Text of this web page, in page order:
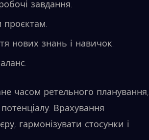
завдання.
проєктам.
нових знань і навичок.
часом ретельного планування,
потенціалу. Врахування
гармонізувати стосунки і